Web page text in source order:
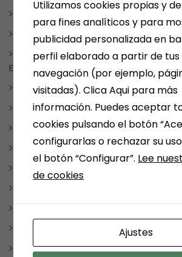
MEDINA DEL CAMPO
NOTICIAS, FRASES, CURIOSIDADES,
ESPECIALES
NUESTRAS SELECCIONES POR TEMAS
PAPELERIA
REDES SOCIALES
REGALOS
REGALOSPERSONALIZADOS
Uncategorized
WEBS RECOMENDABLES
Utilizamos cookies propias y
para fines analíticos y para
publicidad personalizada en
perfil elaborado a partir de
navegación (por ejemplo,
visitadas). Clica Aqui para más
información. Puedes aceptar
cookies pulsando el botón
configurarlas o rechazar su
el botón “Configurar”. Lee
de cookies
Ajustes